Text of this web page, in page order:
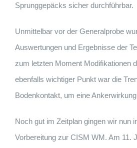
Sprunggepäcks sicher durchführbar.
Unmittelbar vor der Generalprobe
Auswertungen und Ergebnisse der
zum letzten Moment Modifikationen
ebenfalls wichtiger Punkt war die
Bodenkontakt, um eine
Noch gut im Zeitplan gingen wir nun
Vorbereitung zur CISM WM. Am 11.